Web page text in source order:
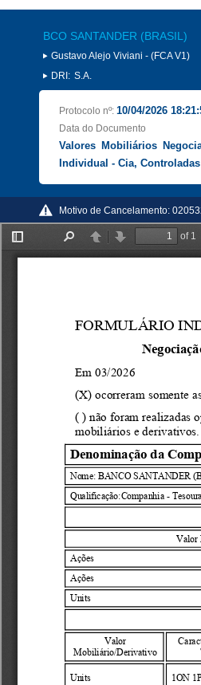
BCO SANTANDER (BRASIL)
Gustavo Alejo Viviani - (FCA V1)
DRI: S.A.
Protocolo nº: 10/04/2026
Data do Documento
Valores Mobiliários
Individual - Cia,
Motivo de Cancelamento: